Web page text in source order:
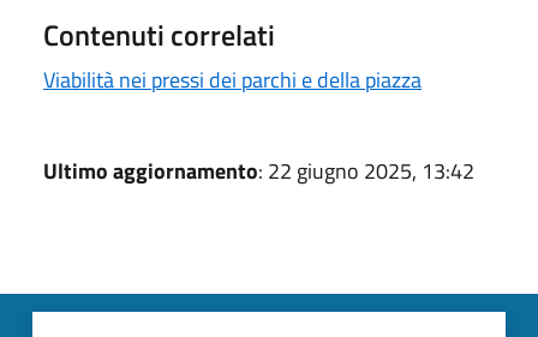
Contenuti correlati
Viabilità nei pressi dei parchi e della piazza
Ultimo aggiornamento: 22 giugno 2025, 13:42